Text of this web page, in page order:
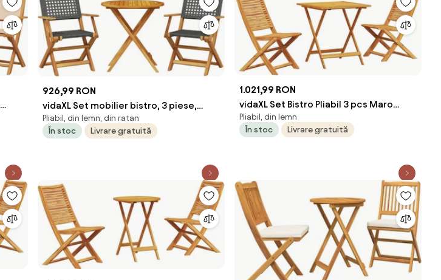
926,99 RON
vidaXL Set mobilier bistro, 3 piese,
negru, poliratan și lemn masiv
Pliabil, din lemn, din ratan
În stoc
Livrare gratuită
1.021,99 RON
vidaXL Set Bistro Pliabil 3 pcs Maro
Lemn Solid de Acacia
Pliabil, din lemn
În stoc
Livrare gratuită